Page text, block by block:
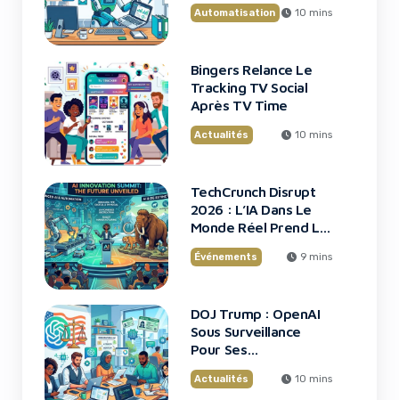
Automatisation 10 mins
Bingers Relance Le
Tracking TV Social
Après TV Time
Actualités 10 mins
TechCrunch Disrupt
2026 : L’IA Dans Le
Monde Réel Prend La
Scène
Événements 9 mins
DOJ Trump : OpenAI
Sous Surveillance
Pour Ses
Recrutements
Actualités 10 mins